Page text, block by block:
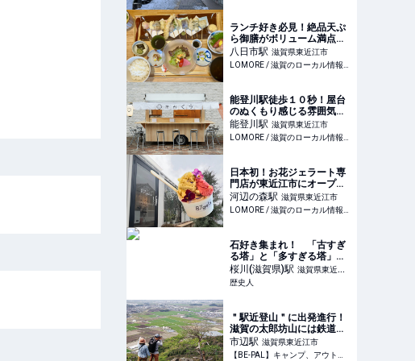
ランチ好き必見！絶品天ぷ
ら御膳がボリューム満点で
美味しすぎる！
八日市駅 滋賀県東近江市
LOMORE / 滋賀のローカル情報を発信するWEBメディア
能登川駅徒歩１０秒！屋台
のぬくもり感じる雰囲気抜
群な「屋台 くう」は料理
も絶品！
能登川駅 滋賀県東近江市
LOMORE / 滋賀のローカル情報を発信するWEBメディア
日本初！お花ジェラート専
門店が東近江市にオープ
ン！
河辺の森駅 滋賀県東近江市
LOMORE / 滋賀のローカル情報を発信するWEBメディア
石好き集まれ！ 「古すぎ
る塔」と「多すぎる塔」の
２種目で圧倒してくるお
寺 石塔寺／滋賀県東近江
市 ｜ 歴史人
桜川(滋賀県)駅 滋賀県東近江
市
歴史人
＂駅近登山＂に出発進行！
滋賀の太郎坊山には鉄道・
絶景・お宮参りの三拍子が
揃っていた | 山・ハイキン
市辺駅 滋賀県東近江市
【BE-PAL】キャンプ、アウトドア、自然派生活の情報源ビーパル